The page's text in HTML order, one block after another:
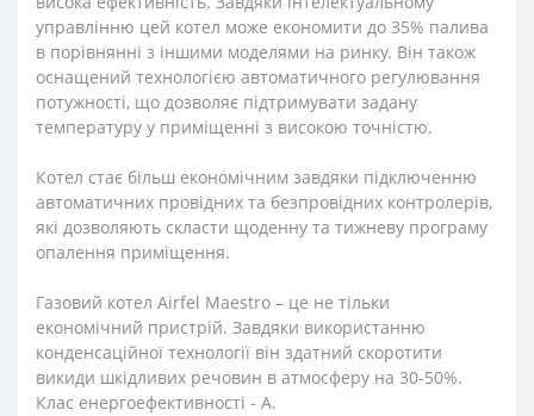
управлінню цей котел може економити до 35% палива
в порівнянні з іншими моделями на ринку. Він також
оснащений технологією автоматичного регулювання
потужності, що дозволяє підтримувати задану
температуру у приміщенні з високою точністю.
Котел стає більш економічним завдяки підключенню
автоматичних провідних та безпровідних контролерів,
які дозволяють скласти щоденну та тижневу програму
опалення приміщення.
Газовий котел Airfel Maestro – це не тільки
економічний пристрій. Завдяки використанню
конденсаційної технології він здатний скоротити
викиди шкідливих речовин в атмосферу на 30-50%.
Клас енергоефективності - А.